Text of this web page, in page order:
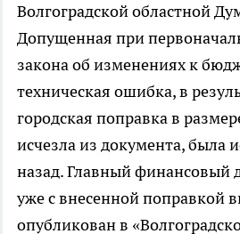
Волгоградской областной
Допущенная при
закона об изменениях к
техническая ошибка, в
городская поправка в
исчезла из документа, была
назад. Главный финансовый
уже с внесенной поправкой
опубликован в